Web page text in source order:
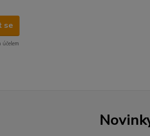
se
účelem